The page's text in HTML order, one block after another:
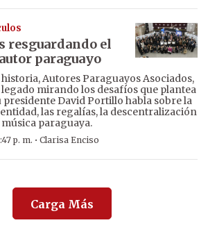
resguardando el
paraguayo
historia, Autores Paraguayos Asociados,
legado mirando los desafíos que plantea
presidente David Portillo habla sobre la
las regalías, la descentralización
paraguaya.
p. m. · Clarisa Enciso
Carga Más